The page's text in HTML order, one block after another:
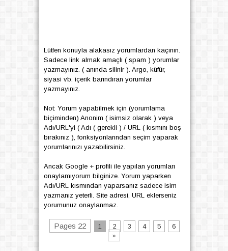
Lütfen konuyla alakasız yorumlardan kaçının.
Sadece link almak amaçlı ( spam ) yorumlar
yazmayınız. ( anında silinir ). Argo, küfür,
siyasi vb. içerik barındıran yorumlar
yazmayınız.
Not: Yorum yapabilmek için (yorumlama
biçiminden) Anonim ( isimsiz olarak ) veya
Adı/URL'yi ( Adı ( gerekli ) / URL ( kısmını boş
bırakınız ), fonksiyonlarından seçim yaparak
yorumlarınızı yazabilirsiniz.
Ancak Google + profili ile yapılan yorumları
onaylamıyorum bilginize. Yorum yaparken
Adı/URL kısmından yaparsanız sadece isim
yazmanız yeterli. Site adresi, URL eklerseniz
yorumunuz onaylanmaz.
Pages 22 1 2 3 4 5
6
»